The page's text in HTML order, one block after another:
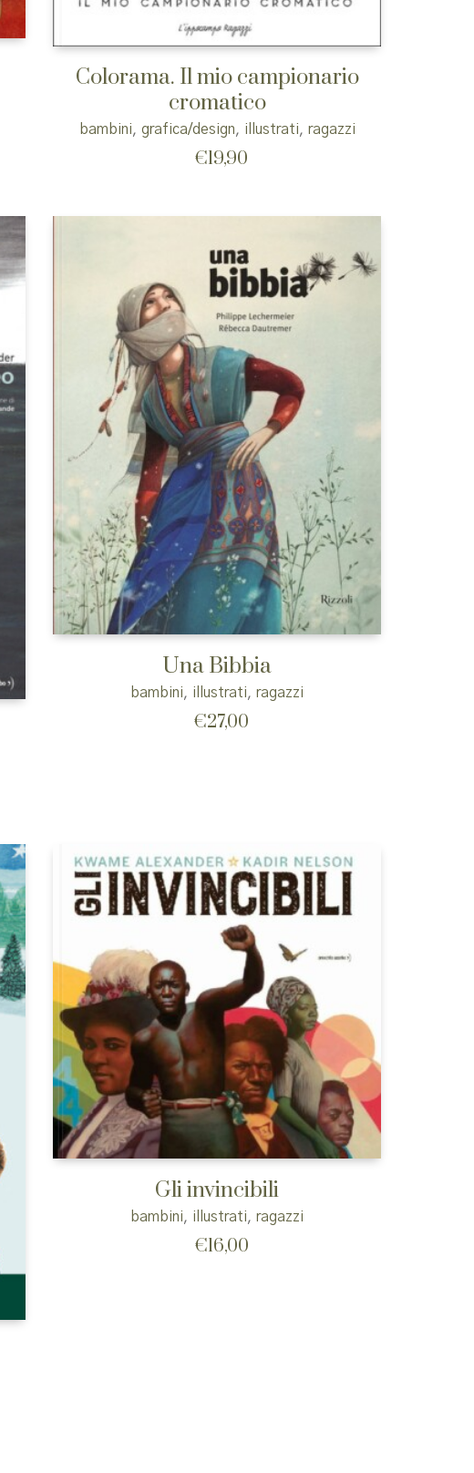
Colorama. Il mio campionario
cromatico
bambini, grafica/design, illustrati, ragazzi
€19,90
Una Bibbia
bambini, illustrati, ragazzi
€27,00
Gli invincibili
bambini, illustrati, ragazzi
€16,00